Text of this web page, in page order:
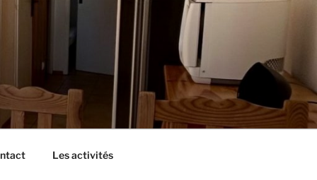
Les activités